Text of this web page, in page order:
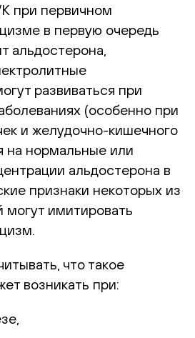
при первичном
в первую очередь
альдостерона,
развиваться при
(особенно при
и желудочно-кишечного
на нормальные или
альдостерона в
признаки некоторых из
могут имитировать
что такое
возникать при: